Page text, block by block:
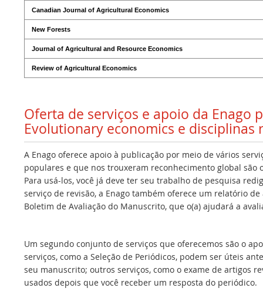
Canadian Journal of Agricultural Economics
New Forests
Journal of Agricultural and Resource Economics
Review of Agricultural Economics
Oferta de serviços e apoio da Enago
Evolutionary economics e disciplinas
A Enago oferece apoio à publicação por meio de vários
populares e que nos trouxeram reconhecimento global são
Para usá-los, você já deve ter seu trabalho de pesquisa
serviço de revisão, a Enago também oferece um relatório
Boletim de Avaliação do Manuscrito, que o(a) ajudará a
Um segundo conjunto de serviços que oferecemos são o
serviços, como a Seleção de Periódicos, podem ser úteis
seu manuscrito; outros serviços, como o exame de artigos
usados depois que você receber um resposta do periódico.